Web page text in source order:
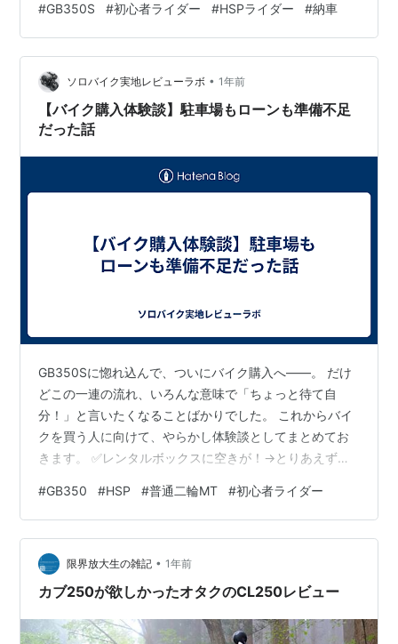
れば家…？」と迷うところからスタート（笑） ナビを見
る余裕がねぇ！ 見たとしても、車線を変える余裕がね
ぇ！ 右折と左折の分かれ道があれば、とりあえず左折し
てしまう！ 嬉しいはずの納車日なのに、頭の中はプチパ
ニック。 でも、それも含めて最初の一歩だと思っていま
す。 ■ しばらく…
#GB350S #初心者ライダー #HSPライダー #納車
ソロバイク実地レビューラボ • 1年前
【バイク購入体験談】駐車場もローンも準備不足
だった話
GB350Sに惚れ込んで、ついにバイク購入へ――。 だけ
どこの一連の流れ、いろんな意味で「ちょっと待て自
分！」と言いたくなることばかりでした。 これからバイ
クを買う人に向けて、やらかし体験談としてまとめてお
きます。 ✅レンタルボックスに空きが！→とりあえず確
う…」と不安に思っていたところ、近所のレンタルバイ
クボックスにまさかの空きが！ これはチャンス！とすぐ
に仮申し込み。 「これでもう、あとはバイクを買うだけ
だ！」 …という思考が、すでに若干フライングだったと
後で気づきます。 ✅レッドバロンで運命の出会い バイク
#GB350 #HSP #普通二輪MT #初心者ライダー
限界放大生の雑記 • 1年前
カブ250が欲しかったオタクのCL250レビュー